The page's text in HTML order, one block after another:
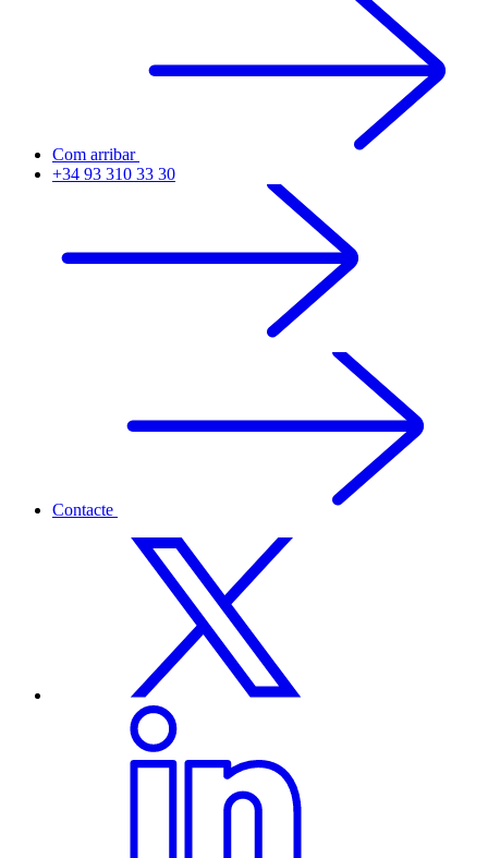
Com arribar
+34 93 310 33 30
Contacte